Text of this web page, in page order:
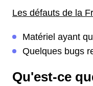
Les défauts de la
Matériel ayant
Quelques bugs
Qu'est-ce